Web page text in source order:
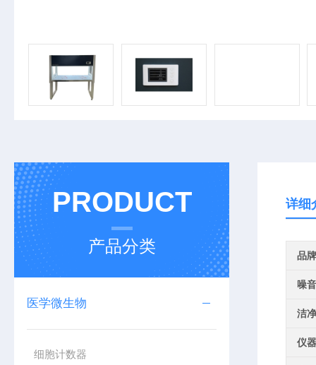
PRODUCT
产品分类
医学微生物
细胞计数器
详细
品牌
噪音
洁
仪